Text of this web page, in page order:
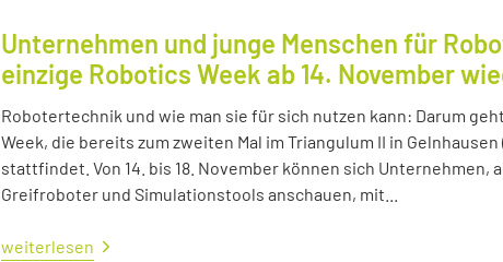
Unternehmen und junge Menschen für
einzige Robotics Week ab 14. November
Robotertechnik und wie man sie für sich nutzen kann: Darum
Week, die bereits zum zweiten Mal im Triangulum II in Gelnhausen
stattfindet. Von 14. bis 18. November können sich Unternehmen,
Greifroboter und Simulationstools anschauen, mit...
weiterlesen